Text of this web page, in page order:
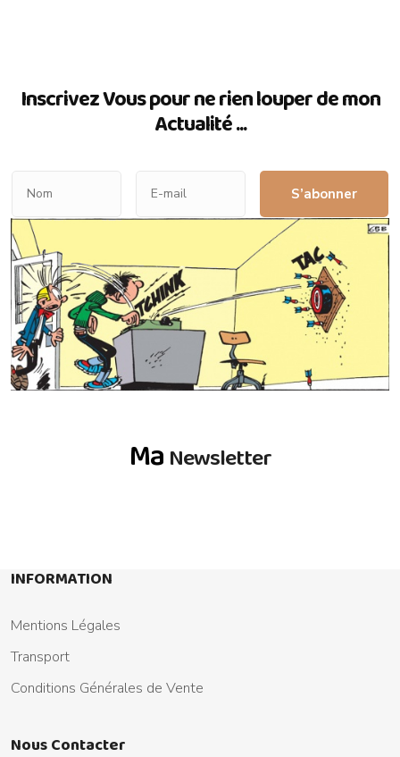
Inscrivez Vous pour ne rien louper de mon
Actualité ...
S’abonner
Ma Newsletter
INFORMATION
Mentions Légales
Transport
Conditions Générales de Vente
Nous Contacter